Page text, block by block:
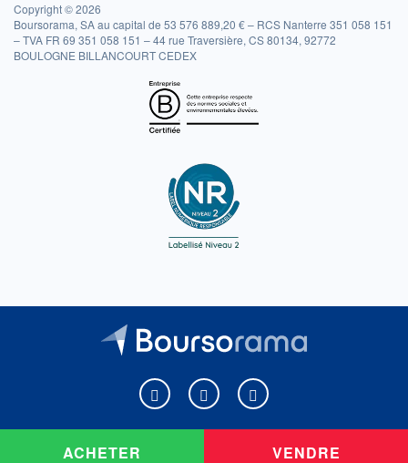
ACHETER VENDRE
Copyright © 2026
Boursorama, SA au capital de 53 576 889,20 € – RCS Nanterre 351 058 151
– TVA FR 69 351 058 151 – 44 rue Traversière, CS 80134, 92772
BOULOGNE BILLANCOURT CEDEX
Boursorama sur Facebook
Boursorama sur XBoursorama sur